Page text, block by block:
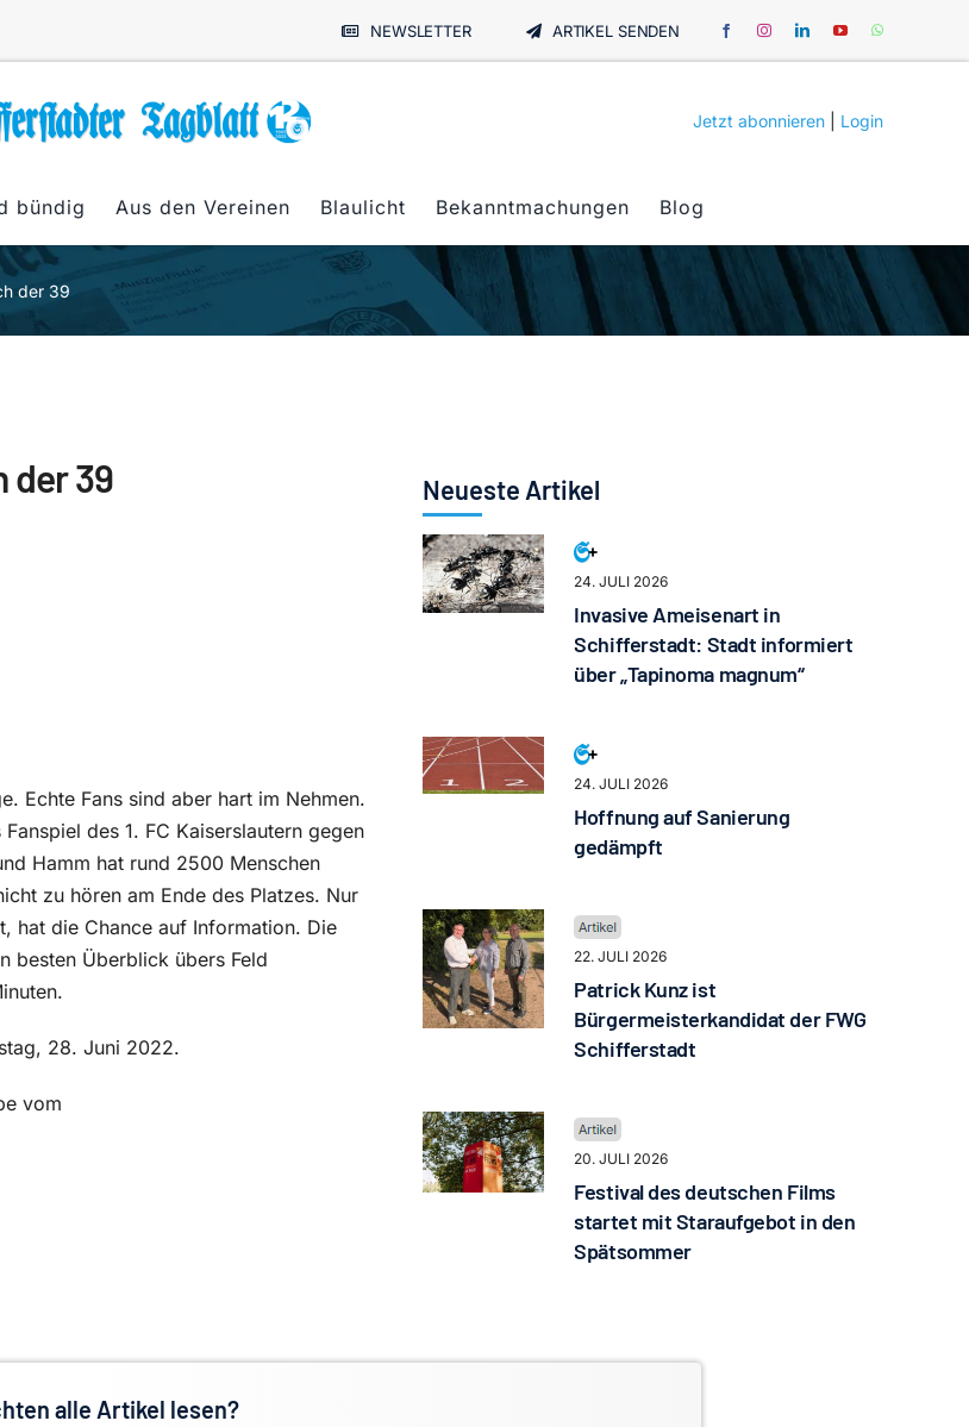
NEWSLETTER ARTIKEL SENDEN
Jetzt abonnieren Login
bündig Aus den Vereinen Blaulicht Bekanntmachungen Blog
der 39
der 39
Echte Fans sind aber hart im Nehmen.
des 1. FC Kaiserslautern gegen
Hamm hat rund 2500 Menschen
zu hören am Ende des Platzes. Nur
hat die Chance auf Information. Die
besten Überblick übers Feld
28. Juni 2022.
vom
Neueste Artikel
24. JULI 2026
Invasive Ameisenart in
Schifferstadt: Stadt informiert
über „Tapinoma magnum“
24. JULI 2026
Hoffnung auf Sanierung
gedämpft
22. JULI 2026
Patrick Kunz ist
Bürgermeisterkandidat der FWG
Schifferstadt
20. JULI 2026
Festival des deutschen Films
startet mit Staraufgebot in den
Spätsommer
alle Artikel lesen?